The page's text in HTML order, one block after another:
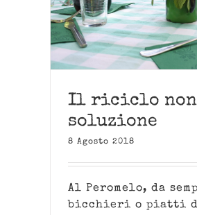
Il riciclo non
soluzione
8 Agosto 2018
Al Peromelo, da
bicchieri o piatti